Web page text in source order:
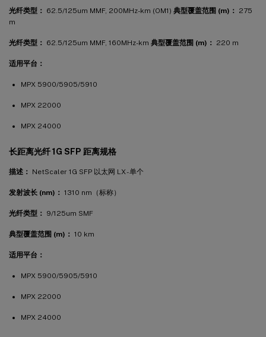
光纤类型： 62.5/125um MMF, 200MHz-km (OM1) 典型覆盖范围 (m)：
275
m
光纤类型： 62.5/125um MMF, 160MHz-km 典型覆盖范围 (m)： 220 m
适用平台：
MPX 5900/5905/5910
MPX 22000
MPX 24000
长距离光纤 1G SFP 距离规格
描述： NetScaler 1G SFP 以太网 LX - 单个
发射波长 (nm)： 1310 nm（标称）
光纤类型： 9/125um SMF
典型覆盖范围 (m)： 10 km
适用平台：
MPX 5900/5905/5910
MPX 22000
MPX 24000